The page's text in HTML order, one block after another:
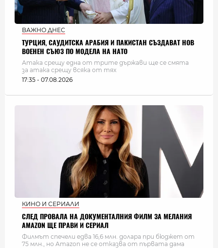
ВАЖНО ДНЕС
ТУРЦИЯ, САУДИТСКА АРАБИЯ И ПАКИСТАН СЪЗДАВАТ НОВ
ВОЕНЕН СЪЮЗ ПО МОДЕЛА НА НАТО
Атака срещу една от трите държави ще се смята
за атака срещу всяка от тях
17:35 - 07.08.2026
КИНО И СЕРИАЛИ
СЛЕД ПРОВАЛА НА ДОКУМЕНТАЛНИЯ ФИЛМ ЗА МЕЛАНИЯ
AMAZON ЩЕ ПРАВИ И СЕРИАЛ
Филмът спечели едва 16,6 млн. долара при бюджет от
75 млн., но Amazon не се отказва от първата дама